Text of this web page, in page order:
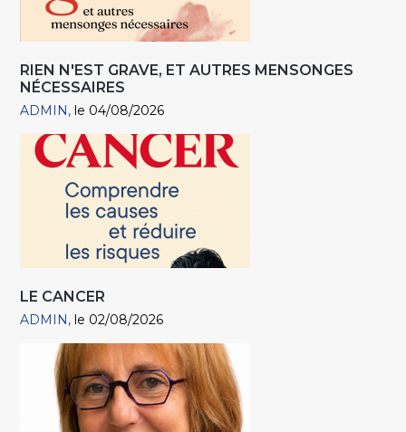
RIEN N'EST GRAVE, ET AUTRES MENSONGES
NÉCESSAIRES
ADMIN le 04/08/2026
LE CANCER
ADMIN le 02/08/2026